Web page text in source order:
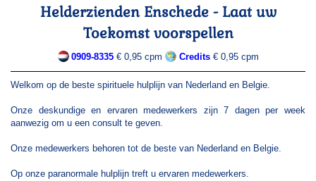
Helderzienden Enschede - Laat uw
Toekomst voorspellen
0909-8335€ 0,95 cpm Credits€ 0,95 cpm
Welkom op de beste spirituele hulplijn van Nederland en Belgie.
Onze deskundige en ervaren medewerkers zijn 7 dagen per week
aanwezig om u een consult te geven.
Onze medewerkers behoren tot de beste van Nederland en Belgie.
Op onze paranormale hulplijn treft u ervaren medewerkers.